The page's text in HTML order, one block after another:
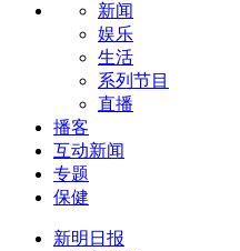
新闻
娱乐
生活
系列节目
直播
播客
互动新闻
专题
保健
新明日报